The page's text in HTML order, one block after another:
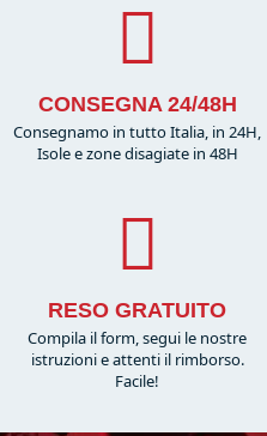
CONSEGNA 24/48H
Consegnamo in tutto Italia, in 24H,
Isole e zone disagiate in 48H
RESO GRATUITO
Compila il form, segui le nostre
istruzioni e attenti il rimborso.
Facile!